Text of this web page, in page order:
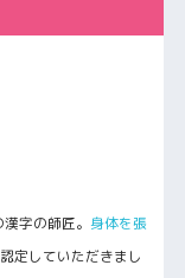
字の師匠。 身体を張
定していただきまし